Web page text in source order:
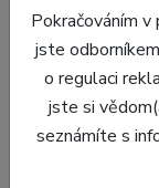
Pokračováním
jste
o regulaci
jste si
seznámíte s